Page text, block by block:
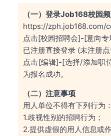
（一）登录Job168校园
https://zph.job168.com/
点击[校园招聘会]-[意向
已注册直接登录 (未注册
点击[编辑]-[选择/添加职
为报名成功。
（二）注意事项
用人单位不得有下列行为：
1.歧视性别的招聘行为；
2.提供虚假的用人信息或